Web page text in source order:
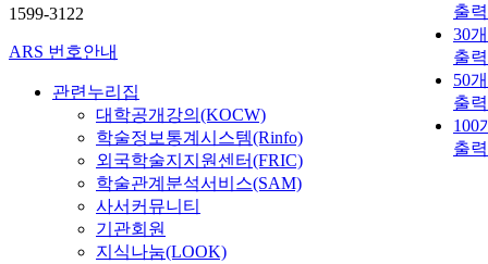
출력
30
출력
50
출력
100
출력
1599-3122
ARS 번호안내
관련누리집
대학공개강의(KOCW)
학술정보통계시스템(Rinfo)
외국학술지지원센터(FRIC)
학술관계분석서비스(SAM)
사서커뮤니티
기관회원
지식나눔(LOOK)